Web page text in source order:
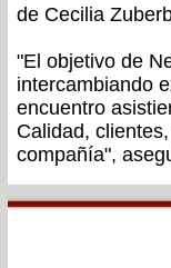
de Cecilia
"El objetivo de
intercambiando
encuentro
Calidad,
compañía",